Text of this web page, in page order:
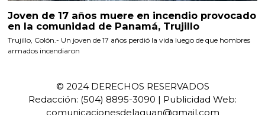
Joven de 17 años muere en incendio provocado
en la comunidad de Panamá, Trujillo
Trujillo, Colón.- Un joven de 17 años perdió la vida luego de que hombres
armados incendiaron
© 2024 DERECHOS RESERVADOS
Redacción: (504) 8895-3090 | Publicidad Web:
comunicacionesdelaguan@gmail.com